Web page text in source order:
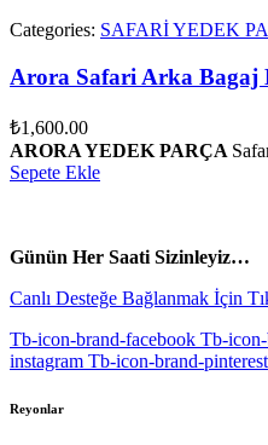
Categories: SAFARİ YEDEK
Arora Safari Arka Bagaj
₺1,600.00
ARORA YEDEK PARÇA
Sepete Ekle
Günün Her Saati Sizinleyiz…
Canlı Desteğe Bağlanmak İçin
Tb-icon-brand-facebook Tb-
instagram Tb-icon-brand-pinterest
Reyonlar